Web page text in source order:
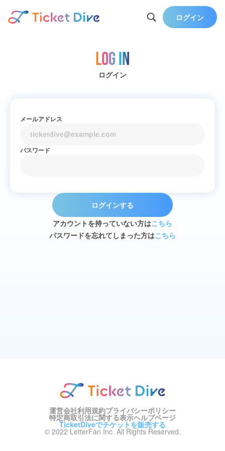
ログイン
Log in
ログイン
メールアドレス
パスワード
ログインする
アカウントを持っていない方はこちら
パスワードを忘れてしまった方はこちら
運営会社利用規約プライバシーポリシー
特定商取引法に関する表示ヘルプページ
TicketDiveでチケットを販売する
© 2022 LetterFan Inc. All Rights Reserved.